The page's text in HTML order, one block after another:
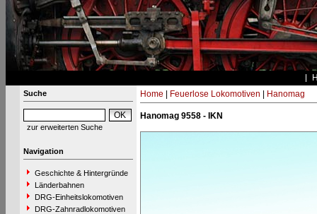
Suche
zur erweiterten Suche
Navigation
Geschichte & Hintergründe
Länderbahnen
DRG-Einheitslokomotiven
DRG-Zahnradlokomotiven
Home Feuerlose Lokomotiven Hanomag
Hanomag 9558 - IKN